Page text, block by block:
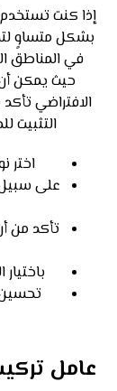
إذا كنت
بشكل متساوٍ
في المناطق
حيث يمكن
الافتراضي
التثبيت
اختر
على
تأكد من
تحسين
عامل